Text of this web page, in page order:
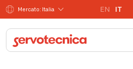
Mercato: Italia EN IT